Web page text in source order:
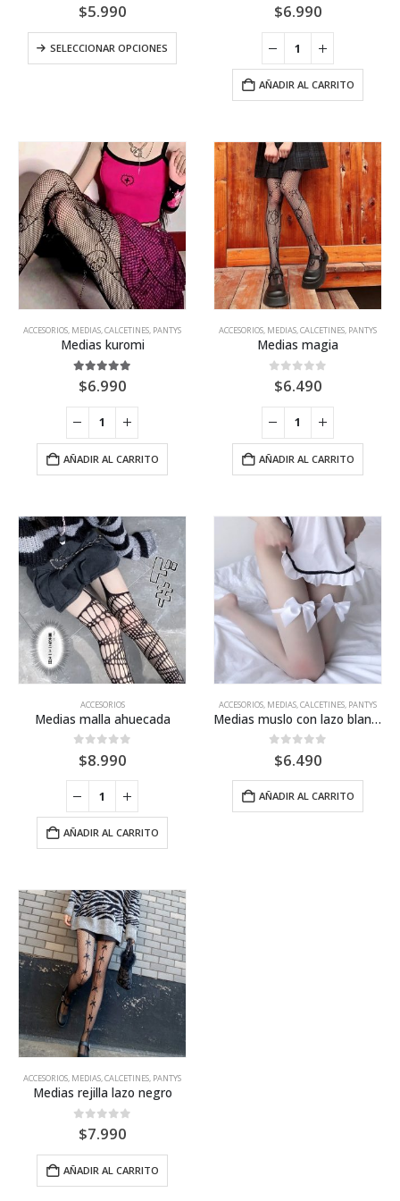
variantes.
Las
opciones
se
la
página
de
producto
5.00 out of 5
$5.990
SELECCIONAR OPCIONES
opciones
se
pueden
elegir
la
página
de
producto
0out of 5
$6.990
AÑADIR AL CARRITO
ACCESORIOS, MEDIAS, CALCETINES, PANTYS
Medias kuromi
5.00 out of 5
$6.990
AÑADIR AL CARRITO
ACCESORIOS, MEDIAS, CALCETINES, PANTYS
Medias magia
0out of 5
$6.490
AÑADIR AL CARRITO
ACCESORIOS
Medias malla ahuecada
out of 5
$8.990
AÑADIR AL CARRITO
ACCESORIOS, MEDIAS, CALCETINES, PANTYS
Medias muslo con lazo blanco
out of 5
$6.490
AÑADIR AL CARRITO
ACCESORIOS, MEDIAS, CALCETINES, PANTYS
Medias rejilla lazo negro
0out of 5
$7.990
AÑADIR AL CARRITO